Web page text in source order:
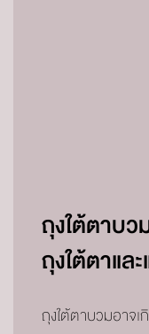
ถุงใต้ตาบว
ถุงใต้ตาแล
ถุงใต้ตาบวมอาจ